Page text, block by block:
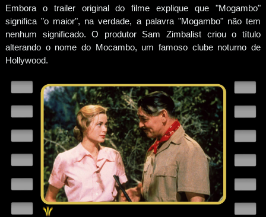
Embora o trailer original do filme explique que "Mogambo"
significa "o maior", na verdade, a palavra "Mogambo" não tem
nenhum significado. O produtor Sam Zimbalist criou o título
alterando o nome do Mocambo, um famoso clube noturno de
Hollywood.